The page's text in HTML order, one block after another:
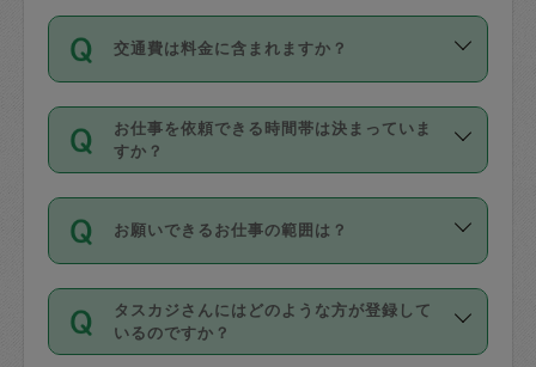
を行う際にご入力ください。プロフィー
ル登録時にはご入力いただかなくても大
丈夫です。
デビットカード・プリペイドカード（Vプ
リカ、au WALLETなど）は支払にはご利
銀行振込や現金払いも対応していませ
なお、タスカジさんの交通費も、依頼料
金のご請求と合わせてお支払いとなりま
依頼には「スポット」と「定期（毎週｜
隔週）」があり、「定期」の依頼は「ス
ポット」よりお得な料金でご利用できま
す。
定期の最低利用回数は設けていない代わ
りに、一定数を超えたキャンセルは有償
（例：毎週定期の場合は３回以上のキャ
ンセルが有償（1200円、隔週定期の場合
は２回以上のキャンセルが有償（1200
交通費は料金に含まれますか？
交通費は依頼料金とは別途発生し、依頼
料金のご請求と合わせてお支払いとなり
ます。交通費の金額は「依頼の詳細」に
お仕事を依頼できる時間帯は決まっていま
すか？
時間帯は3種類あります。いずれも１回あ
たり３時間です。
・ＡＭ ９時～１２時
・ＰＭ １３時～１６時
・夜 １８時～２１時
お願いできるお仕事の範囲は？
掃除、整理収納、洗濯、買い物、料理、
作り置きです。タスカジさんによってで
きる仕事の範囲が異なりますので、依頼
タスカジさんにはどのような方が登録して
いるのですか？